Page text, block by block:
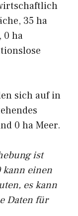
35 ha
0 ha
sich auf in
0 ha Meer.
ist
kann einen
es kann
Daten für